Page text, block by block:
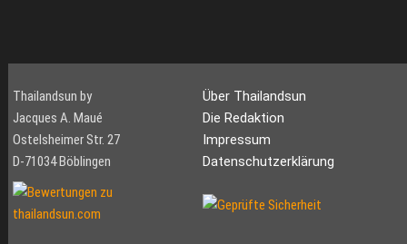
Thailandsun by
Jacques A. Maué
Ostelsheimer Str. 27
D-71034 Böblingen
Über Thailandsun
Die Redaktion
Impressum
Datenschutzerklärung